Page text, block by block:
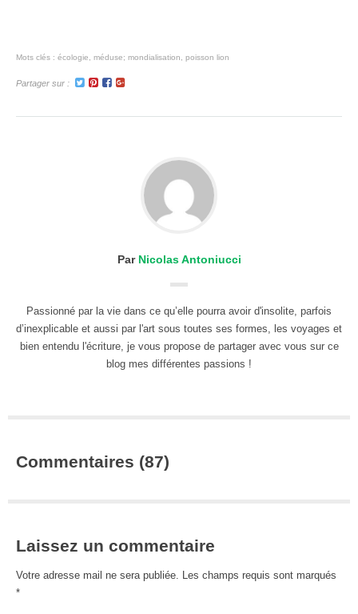
Mots clés : écologie méduse; mondialisation poisson lion
Partager sur :
Par Nicolas Antoniucci
Passionné par la vie dans ce qu’elle pourra avoir d'insolite, parfois
d’inexplicable et aussi par l'art sous toutes ses formes, les voyages et
bien entendu l'écriture, je vous propose de partager avec vous sur ce
blog mes différentes passions !
Commentaires (87)
Laissez un commentaire
Votre adresse mail ne sera publiée. Les champs requis sont marqués
*